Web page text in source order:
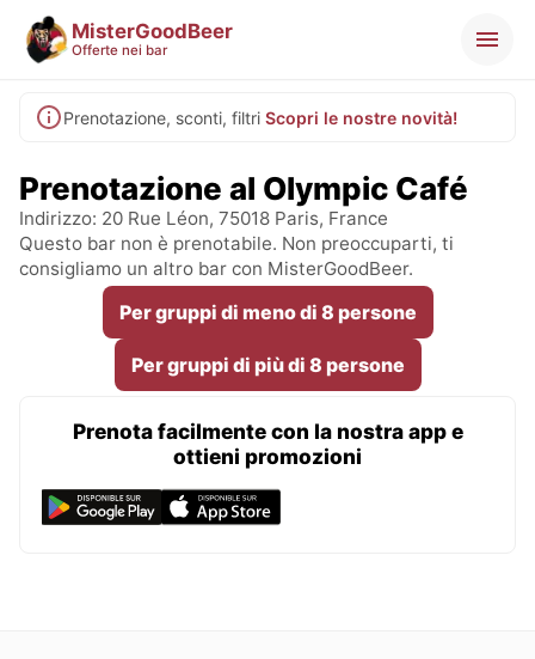
MisterGoodBeer
Offerte nei bar
Prenotazione, sconti, filtri Scopri le nostre novità!
Prenotazione al Olympic Café
Indirizzo: 20 Rue Léon, 75018 Paris, France
Questo bar non è prenotabile. Non preoccuparti, ti
consigliamo un altro bar con MisterGoodBeer.
Per gruppi di meno di 8 persone
Per gruppi di più di 8 persone
Prenota facilmente con la nostra app e
ottieni promozioni